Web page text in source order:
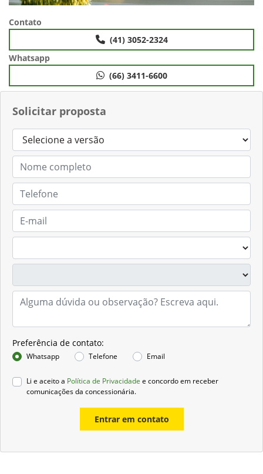
Solicitar proposta
Preferência de contato:
Whatsapp Telefone Email
Li e aceito a Política de Privacidade e concordo em receber
comunicações da concessionária.
Entrar em contato
Contato
(41) 3052-2324
Whatsapp
(66) 3411-6600